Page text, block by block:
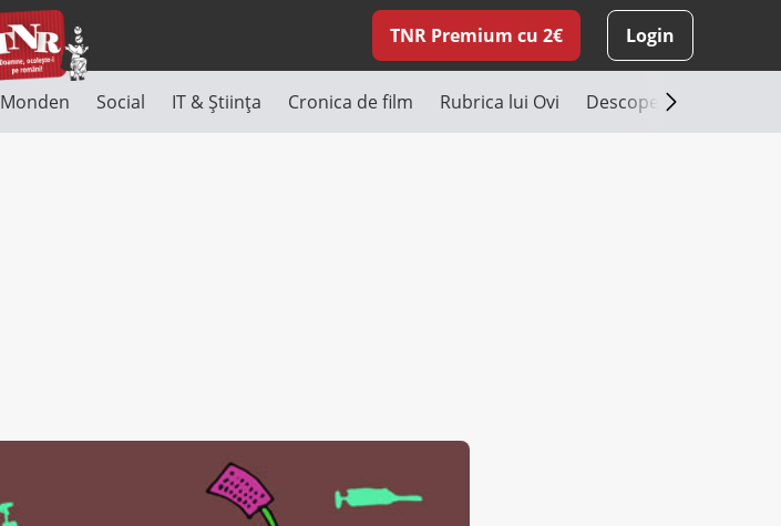
TNR Premium cu 2€ Login
Monden Social IT & Știința Cronica de film Rubrica lui Ovi Descoperă România